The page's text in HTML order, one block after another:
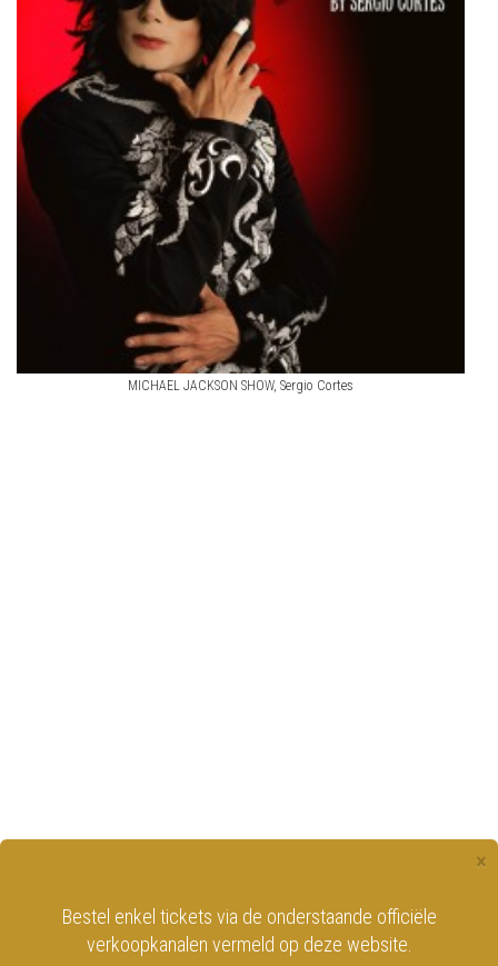
MICHAEL JACKSON SHOW, Sergio Cortes
×
Bestel enkel tickets via de onderstaande officiële
verkoopkanalen vermeld op deze website.